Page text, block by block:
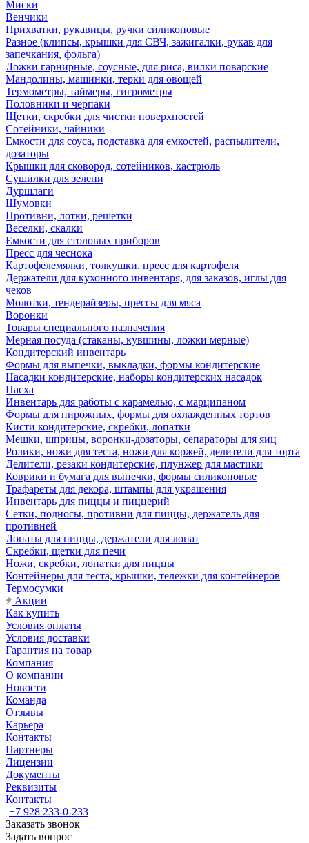
Миски
Венчики
Прихватки, рукавицы, ручки силиконовые
Разное (клипсы, крышки для СВЧ, зажигалки, рукав для
запечкания, фольга)
Ложки гарнирные, соусные, для риса, вилки поварские
Мандолины, машинки, терки для овощей
Термометры, таймеры, гигрометры
Половники и черпаки
Щетки, скребки для чистки поверхностей
Сотейники, чайники
Емкости для соуса, подставка для емкостей, распылители,
дозаторы
Крышки для сковород, сотейников, кастрюль
Сушилки для зелени
Дуршлаги
Шумовки
Противни, лотки, решетки
Веселки, скалки
Емкости для столовых приборов
Пресс для чеснока
Картофелемялки, толкушки, пресс для картофеля
Держатели для кухонного инвентаря, для заказов, иглы для
чеков
Молотки, тендерайзеры, прессы для мяса
Воронки
Товары специального назначения
Мерная посуда (стаканы, кувшины, ложки мерные)
Кондитерский инвентарь
Формы для выпечки, выкладки, формы кондитерские
Насадки кондитерские, наборы кондитерских насадок
Пасха
Инвентарь для работы с карамелью, с марципаном
Формы для пирожных, формы для охлажденных тортов
Кисти кондитерские, скребки, лопатки
Мешки, шприцы, воронки-дозаторы, сепараторы для яиц
Ролики, ножи для теста, ножи для коржей, делители для торта
Делители, резаки кондитерские, плунжер для мастики
Коврики и бумага для выпечки, формы силиконовые
Трафареты для декора, штампы для украшения
Инвентарь для пиццы и пиццерий
Сетки, подносы, противни для пиццы, держатель для
противней
Лопаты для пиццы, держатели для лопат
Скребки, щетки для печи
Ножи, скребки, лопатки для пиццы
Контейнеры для теста, крышки, тележки для контейнеров
Термосумки
Акции
Как купить
Условия оплаты
Условия доставки
Гарантия на товар
Компания
О компании
Новости
Команда
Отзывы
Карьера
Контакты
Партнеры
Лицензии
Документы
Реквизиты
Контакты
+7 928 233-0-233
Заказать звонок
Задать вопрос